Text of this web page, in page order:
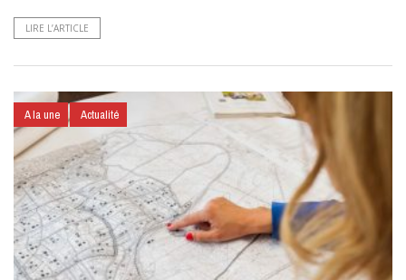
LIRE L’ARTICLE
A la une Actualité